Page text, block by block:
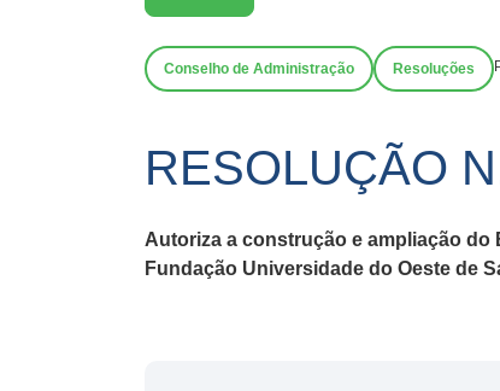
Conselho de Administração Resoluções
RESOLUÇÃO
Autoriza a construção e ampliação do
Fundação Universidade do Oeste de